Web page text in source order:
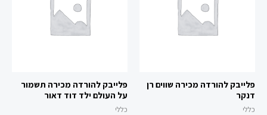
פלייבק להורדה מכירה שווים רן
דנקר
כללי
פלייבק להורדה מכירה תשמור
על העולם ילד דוד דאור
כללי